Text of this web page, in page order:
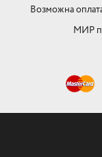
Возможна
МИР